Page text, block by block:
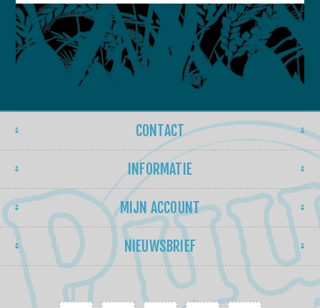
CONTACT
INFORMATIE
MIJN ACCOUNT
NIEUWSBRIEF